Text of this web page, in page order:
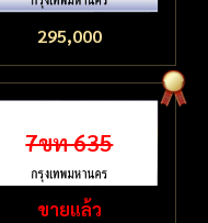
295,000
7ขท 635
ขายแล้ว